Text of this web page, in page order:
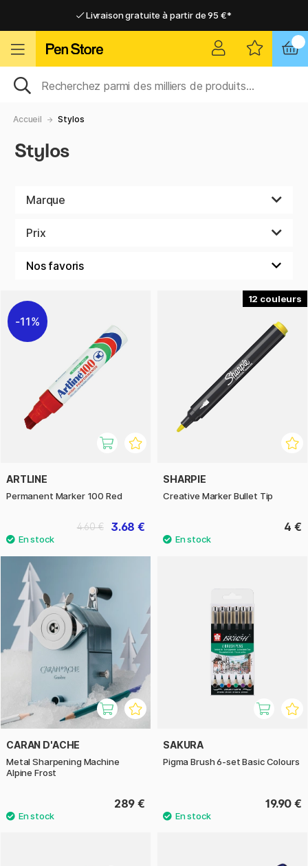
Livraison gratuite à partir de 95 €*
Livraison domicile ou point relais
Livraison gratuite à partir de 95 €*
Livraison domicile ou point relais
Accueil Stylos
Stylos
Marque
Prix
11%
ARTLINE
Permanent Marker 100 Red
3.68 €
4.60 €
12
SHARPIE
Creative Marker Bullet Tip
4 €
CARAN D'ACHE
Metal Sharpening Machine
Alpine Frost
289 €
SAKURA
Pigma Brush 6-set Basic Colours
19.90 €